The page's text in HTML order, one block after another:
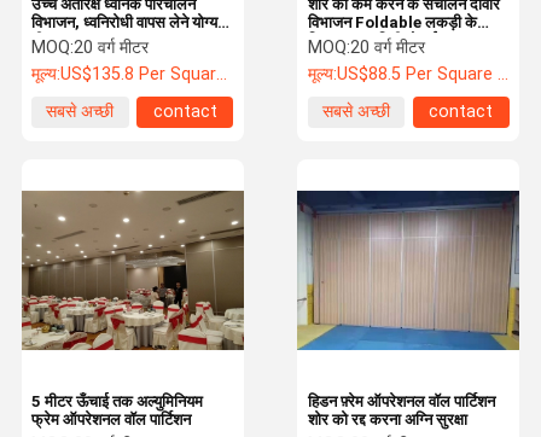
शोर को कम करने के संचालन दीवार
विभाजन Foldable लकड़ी के
विभाजन 65 मिमी मोटाई
MOQ:20 वर्ग मीटर
मूल्य:US$88.5 Per Square Meter
सबसे अच्छी
contact
उच्च अंतरिक्ष ध्वनिक परिचालन
विभाजन, ध्वनिरोधी वापस लेने योग्य
दीवार
MOQ:20 वर्ग मीटर
मूल्य:US$135.8 Per Square Meter
सबसे अच्छी
contact
हिडन फ़्रेम ऑपरेशनल वॉल पार्टिशन
शोर को रद्द करना अग्नि सुरक्षा
5 मीटर ऊँचाई तक अल्युमिनियम
फ्रेम ऑपरेशनल वॉल पार्टिशन